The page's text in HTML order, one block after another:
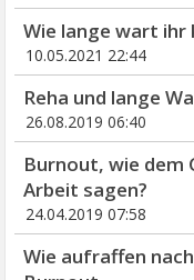
Wie lange wart ihr
10.05.2021 22:44
Reha und lange
26.08.2019 06:40
Burnout, wie dem
Arbeit sagen?
24.04.2019 07:58
Wie aufraffen